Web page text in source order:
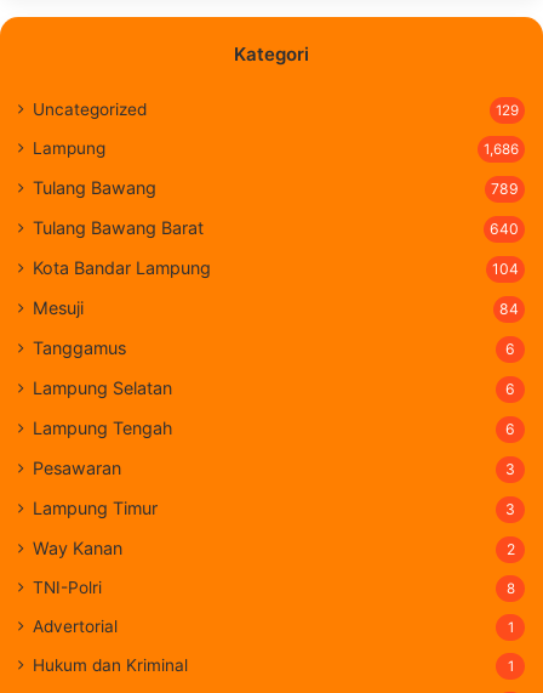
Kategori
Uncategorized 129
Lampung 1,686
Tulang Bawang 789
Tulang Bawang Barat 640
Kota Bandar Lampung 104
Mesuji 84
Tanggamus 6
Lampung Selatan 6
Lampung Tengah 6
Pesawaran 3
Lampung Timur 3
Way Kanan 2
TNI-Polri 8
Advertorial 1
Hukum dan Kriminal 1